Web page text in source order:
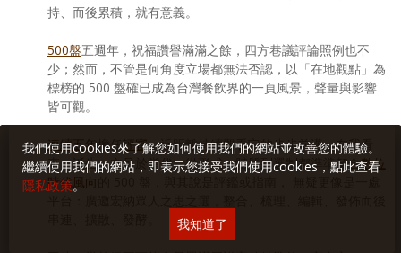
持、而後累積，就有意義。
500盤五週年，祝福讚譽滿滿之餘，四方巷議評論照例也不
少；然而，不管是何角度立場都無法否認，以「在地觀點」為
標榜的 500 盤確已成為台灣餐飲界的一頁風景，聲量與影響
皆可觀。
連續五年擔任評審，近距離持續觀看它的步步前邁，在我看
來，誕生、立足於當代，從形式、體質到選制都準準契合數位
時代風向
我們使用cookies來了解您如何使用我們的網站並改善您的體驗。
繼續使用我們的網站，即表示您接受我們使用cookies，點此查看
隱私政策。
我知道了